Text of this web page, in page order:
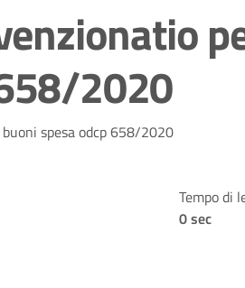
2020
spesa odcp 658/2020
Tempo di
0 sec